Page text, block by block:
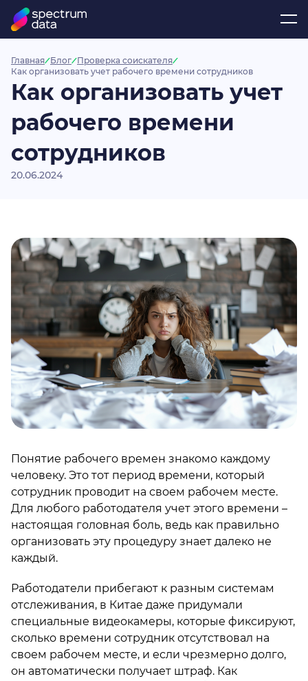
Главная Блог Проверка соискателя
Как организовать учет рабочего времени сотрудников
Как организовать учет
рабочего времени
сотрудников
20.06.2024
Понятие рабочего времен знакомо каждому
человеку. Это тот период времени, который
сотрудник проводит на своем рабочем месте.
Для любого работодателя учет этого времени –
настоящая головная боль, ведь как правильно
организовать эту процедуру знает далеко не
каждый.
Работодатели прибегают к разным системам
отслеживания, в Китае даже придумали
специальные видеокамеры, которые фиксируют,
сколько времени сотрудник отсутствовал на
своем рабочем месте, и если чрезмерно долго,
он автоматически получает штраф. Как